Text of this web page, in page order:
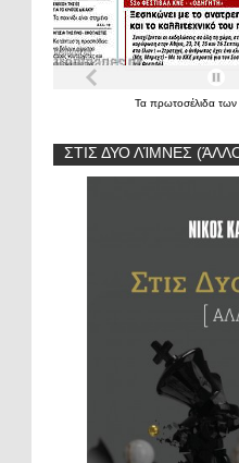
Τα πρωτοσέλιδα των
ΣΤΙΣ ΔΥΟ ΛΊΜΝΕΣ